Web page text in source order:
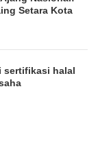
Setara Kota
sertifikasi halal